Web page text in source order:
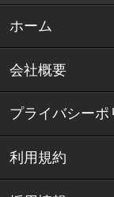
ホーム
会社概要
プライバシーポ
利用規約